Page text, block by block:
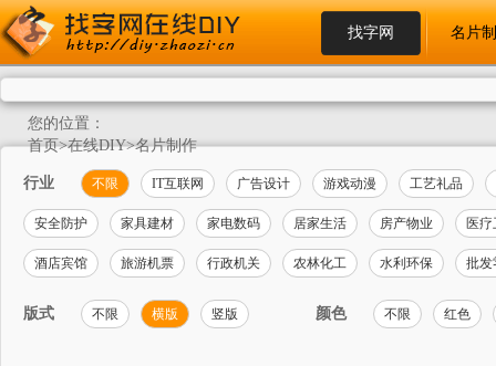
找字网 名片
您的位置：
首页>在线DIY>名片制作
行业 不限 IT互联网 广告设计 游戏动漫 工艺礼品
安全防护 家具建材 家电数码 居家生活 房产物业 医
酒店宾馆 旅游机票 行政机关 农林化工 水利环保 批发
版式 不限 横版 竖版 颜色 不限 红色